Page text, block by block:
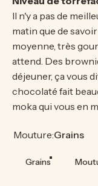
Il n'y a pas de
matin que de
moyenne, très
attend. Des
déjeuner, ça vous
chocolaté fait
moka qui vous en
Mouture
Mouture:Grains
Grains